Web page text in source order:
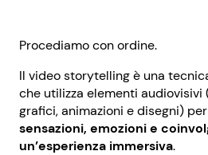
Procediamo con ordine.
Il video storytelling è una
che utilizza elementi audiovisivi
grafici, animazioni e disegni) per
sensazioni, emozioni e
un’esperienza immersiva.